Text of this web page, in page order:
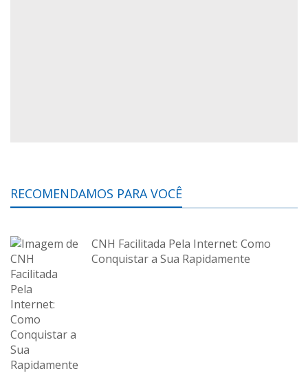
RECOMENDAMOS PARA VOCÊ
CNH Facilitada Pela Internet: Como
Conquistar a Sua Rapidamente